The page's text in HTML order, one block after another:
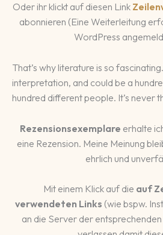
Oder ihr klickt auf diesen Link
abonnieren (Eine Weiterleitung
WordPress
That’s why literature is so
interpretation, and could be a
hundred different people. It’s never
Rezensionsexemplare erhalte
eine Rezension. Meine Meinung
ehrlich und
Mit einem Klick auf die auf
verwendeten Links (wie bspw.
an die Server der